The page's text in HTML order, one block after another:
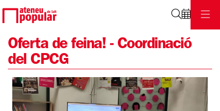
Oferta de feina! - Coordinació
del CPCG